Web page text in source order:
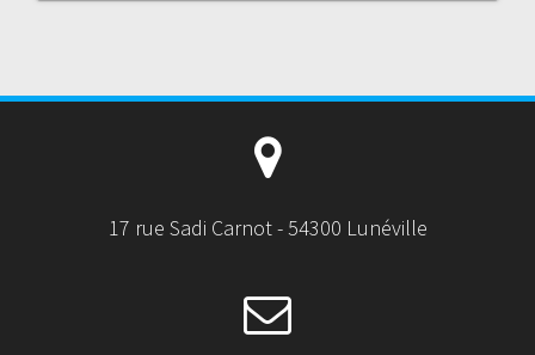
17 rue Sadi Carnot - 54300 Lunéville